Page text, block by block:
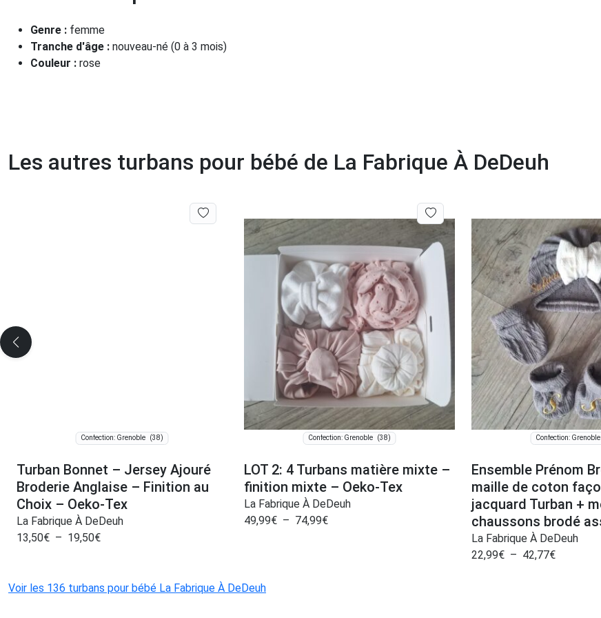
Genre : femme
Tranche d'âge : nouveau-né (0 à 3 mois)
Couleur : rose
Les autres turbans pour bébé de La Fabrique À DeDeuh
Confection: Grenoble (38)
Turban Bonnet – Jersey Ajouré
Broderie Anglaise – Finition au
Choix – Oeko-Tex
La Fabrique À DeDeuh
13,50€ – 19,50€
Confection: Grenoble (38)
LOT 2: 4 Turbans matière mixte –
finition mixte – Oeko-Tex
La Fabrique À DeDeuh
49,99€ – 74,99€
Confection: Grenoble
Ensemble Prénom
maille de coton
jacquard Turban +
chaussons brodé
La Fabrique À DeDeuh
22,99€ – 42,77€
Voir les 136 turbans pour bébé La Fabrique À DeDeuh